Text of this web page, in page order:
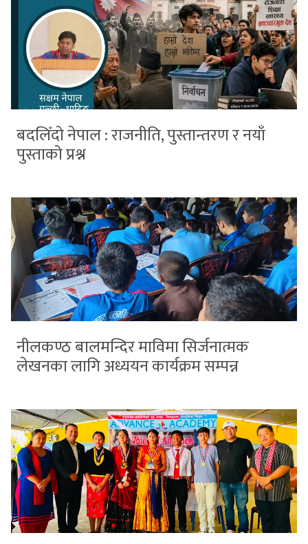
बदलिँदो नेपाल : राजनीति, पुस्तान्तरण र नयाँ
पुस्ताको प्रश्न
नीलकण्ठ बालमन्दिर माविमा सिर्जनात्मक
लेखनका लागि अध्ययन कार्यक्रम सम्पन्न